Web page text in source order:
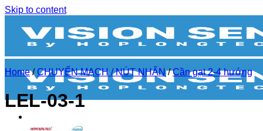
Skip to content
Home / CHUYỂN MẠCH / NÚT NHẤN / Cần gạt 2-4 hướng
LEL-03-1